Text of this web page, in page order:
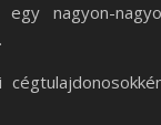
nagyon-